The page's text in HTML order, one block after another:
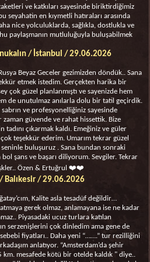
ve katkıları sayesinde biriktirdiğimiz
seyahatin en kıymetli hatıraları arasında
nice yolculuklarda, sağlıkla, dostlukla ve
paylaşmanın mutluluğuyla buluşabilmek
/ İstanbul / 29.06.2026
Beyaz Geceler gezimizden döndük.. Sana
etmek istedim. Gerçekten harika bir
çok güzel planlanmıştı ve sayenizde hem
de unutulmaz anılarla dolu bir tatil geçirdik.
ve profesyonelliğiniz sayesinde
zaman güvende ve rahat hissettik. Bize
tadını çıkarmak kaldı. Emeğiniz ve güler
teşekkür ederim. Umarım tekrar güzel
buluşuruz . Sana bundan sonraki
şans ve başarı diliyorum. Sevgiler. Tekrar
Özen & Ertuğrul ❤️❤️
Balıkesir / 29.06.2026
Kalite asla tesadüf değildir…
gerek olmaz, anlamayana ise ne kadar
Piyasadaki ucuz turlara katılan
serzenişlerini çok dinledim ama gene de
fiyatları.. Daha yeni “…….” tur rezilliğini
anlatıyor. “Amsterdam’da şehir
km. mesafede kötü bir otelde kaldık " diye..